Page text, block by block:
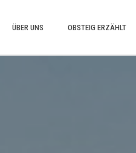
ÜBER UNS OBSTEIG ERZÄHLT